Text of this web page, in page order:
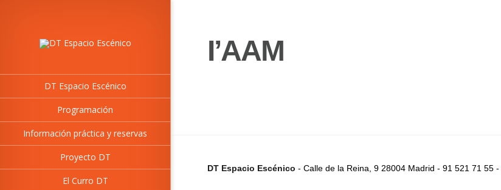
DT Espacio Escénico
Programación
Información práctica y reservas
Proyecto DT
El Curro DT
I’AAM
DT Espacio Escénico - Calle de la Reina, 9 28004 Madrid - 91 521 71 55 -